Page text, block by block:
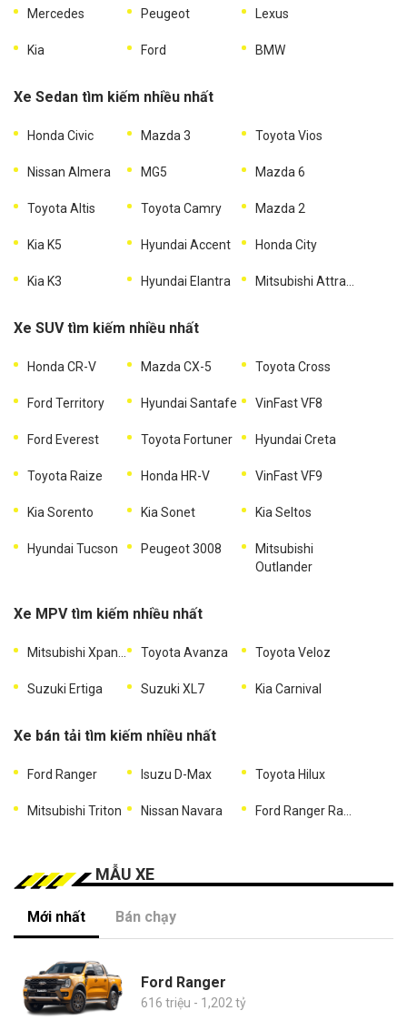
Mercedes Peugeot Lexus
Kia Ford BMW
Xe Sedan tìm kiếm nhiều nhất
Honda Civic Mazda 3 Toyota Vios
Nissan Almera MG5 Mazda 6
Toyota Altis Toyota Camry Mazda 2
Kia K5 Hyundai Accent Honda City
Kia K3 Hyundai Elantra
Xe SUV tìm kiếm nhiều nhất
Honda CR-V Mazda CX-5 Toyota Cross
Ford Territory Hyundai Santafe VinFast VF8
Ford Everest Toyota Fortuner Hyundai Creta
Toyota Raize Honda HR-V VinFast VF9
Kia Sorento Kia Sonet Kia Seltos
Hyundai Tucson Peugeot 3008
Mitsubishi
Outlander
Xe MPV tìm kiếm nhiều nhất
Toyota Avanza Toyota Veloz
Suzuki Ertiga Suzuki XL7 Kia Carnival
Xe bán tải tìm kiếm nhiều nhất
Ford Ranger Isuzu D-Max Toyota Hilux
Mitsubishi Triton Nissan Navara
MẪU XE
Mới nhất Bán chạy
Ford Ranger
616 triệu - 1,202 tỷ